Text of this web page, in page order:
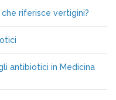
riferisce vertigini?
antibiotici in Medicina